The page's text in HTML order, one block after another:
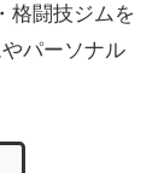
格闘技ジムを
パーソナル